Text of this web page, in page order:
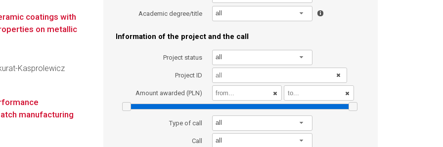
Academic degree/title all
Information of the project and the call
Project status all
Project ID
Amount awarded (PLN)
Type of call all
Call all
coatings with
on metallic
Kasprolewicz
manufacturing